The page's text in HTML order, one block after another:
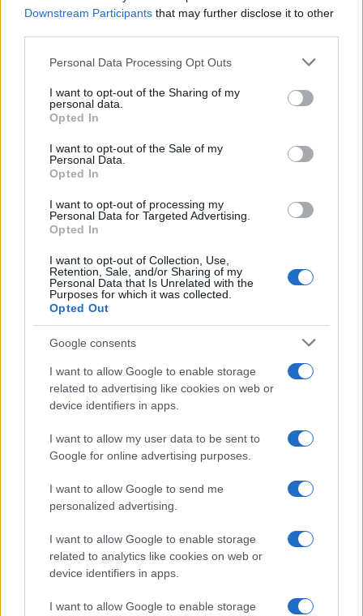
Downstream Participants that may further disclose it to other
Please note that this website/app uses one or more Google
not limited to your visit or usage behaviour. You may click to
grant or deny consent to Google and its third-party tags to
use your data for below specified purposes in below Google
consent section.
Personal Data Processing Opt Outs
I want to opt-out of the Sharing of my
personal data.
Opted In
I want to opt-out of the Sale of my
Personal Data.
Opted In
I want to opt-out of processing my
Personal Data for Targeted Advertising.
Opted In
I want to opt-out of Collection, Use,
Retention, Sale, and/or Sharing of my
Personal Data that Is Unrelated with the
Purposes for which it was collected.
Opted Out
Google consents
I want to allow Google to enable storage
related to advertising like cookies on web or
device identifiers in apps.
I want to allow my user data to be sent to
Google for online advertising purposes.
I want to allow Google to send me
personalized advertising.
I want to allow Google to enable storage
related to analytics like cookies on web or
device identifiers in apps.
I want to allow Google to enable storage
Francesca Lombardi
Francesca Lombardi, fiorentina, prese appunti
da allora firma approfondimenti sui motori. In
redazione sostiene un approccio metodico
cronaca' e conserva i fogli di appunti del
debutto tecnico in autodromo.
Continua a leggere